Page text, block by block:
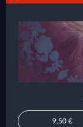
9,50 €